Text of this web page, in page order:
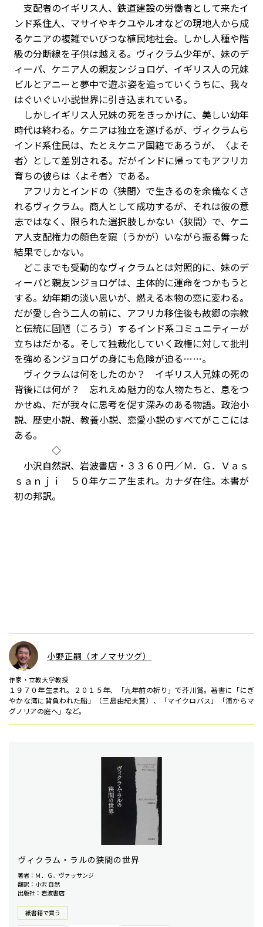
支配者のイギリス人、鉄道建設の労働者として来たイ
ンド系住人、マサイやキクユやルオなどの現地人から成
るケニアの複雑でいびつな植民地社会。しかし人種や階
級の分断線を子供は越える。ヴィクラム少年が、妹のデ
ィーパ、ケニア人の親友ンジョロゲ、イギリス人の兄妹
ビルとアニーと夢中で遊ぶ姿を追っていくうちに、我々
はぐいぐい小説世界に引き込まれている。
しかしイギリス人兄妹の死をきっかけに、美しい幼年
時代は終わる。ケニアは独立を遂げるが、ヴィクラムら
インド系住民は、たとえケニア国籍であろうが、〈よそ
者〉として差別される。だがインドに帰ってもアフリカ
育ちの彼らは〈よそ者〉である。
アフリカとインドの〈狭間〉で生きるのを余儀なくさ
れるヴィクラム。商人として成功するが、それは彼の意
志ではなく、限られた選択肢しかない〈狭間〉で、ケニ
ア人支配権力の顔色を窺（うかが）いながら振る舞った
結果でしかない。
どこまでも受動的なヴィクラムとは対照的に、妹のデ
ィーパと親友ンジョロゲは、主体的に運命をつかもうと
する。幼年期の淡い思いが、燃える本物の恋に変わる。
だが愛し合う二人の前に、アフリカ移住後も故郷の宗教
と伝統に固陋（ころう）するインド系コミュニティーが
立ちはだかる。そして独裁化していく政権に対して批判
を強めるンジョロゲの身にも危険が迫る……。
ヴィクラムは何をしたのか？ イギリス人兄妹の死の
背後には何が？ 忘れえぬ魅力的な人物たちと、息をつ
かせぬ、だが我々に思考を促す深みのある物語。政治小
説、歴史小説、教養小説、恋愛小説のすべてがここには
ある。
◇
小沢自然訳、岩波書店・３３６０円／Ｍ．Ｇ．Ｖａｓ
ｓａｎｊｉ ５０年ケニア生まれ。カナダ在住。本書が
初の邦訳。
小野正嗣（オノマサツグ）
作家・立教大学教授
１９７０年生まれ。２０１５年、「九年前の祈り」で芥川賞。著書に「にぎ
やかな湾に背負われた船」（三島由紀夫賞）、「マイクロバス」「浦からマ
グノリアの庭へ」など。
ヴィクラム・ラルの狭間の世界
著者：Ｍ．Ｇ．ヴァッサンジ
翻訳：小沢 自然
出版社：岩波書店
紙書籍で買う